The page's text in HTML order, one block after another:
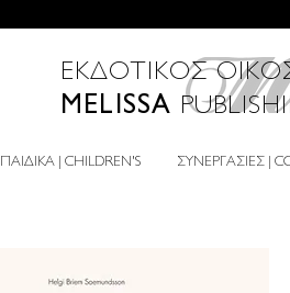
ΕΚΔΟΤΙΚΟΣ
MELISSA
ΠΑΙΔΙΚΑ | CHILDREN'S ΣΥΝΕΡΓΑΣΙΕΣ |